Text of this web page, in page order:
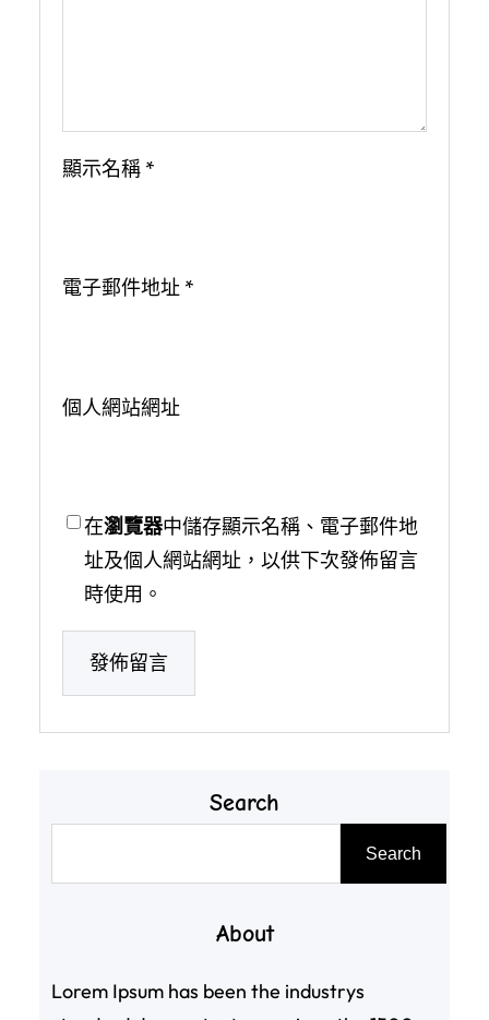
顯示名稱 *
電子郵件地址 *
個人網站網址
在瀏覽器中儲存顯示名稱、電子郵件地
址及個人網站網址，以供下次發佈留言
時使用。
Search
Search
About
Lorem Ipsum has been the industrys